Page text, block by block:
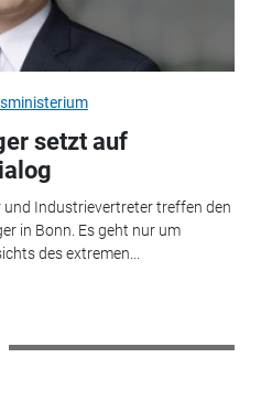
setzt auf
Industrievertreter treffen den
in Bonn. Es geht nur um
des extremen...